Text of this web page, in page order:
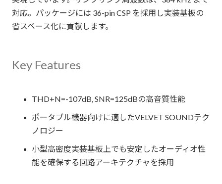
対応。パッケージには 36-pin CSP を採用し実装基板の
省スペース化に貢献します。
Key Features
THD+N=-107dB, SNR=125dBの高音質性能
ポータブル機器向けに適したVELVET SOUNDテク
ノロジー
小型高密度実装基板上でも安定したオーディオ性
能を確保する回路アーキテクチャを採用